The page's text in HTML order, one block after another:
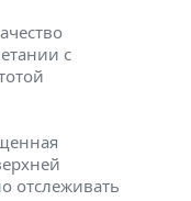
с
отслеживать